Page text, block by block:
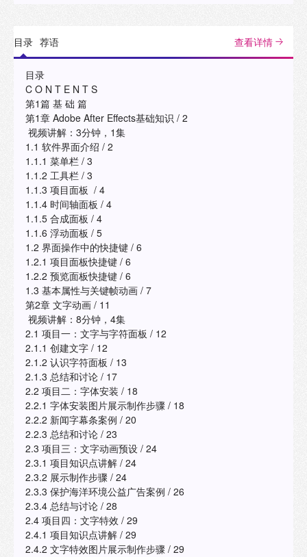
综合项目，涵盖Logo演绎、光晕文字、旅游宣传片等商业级
特效设计，培养读者创意转化与实战能力。 《Adobe After
数字媒体、影视动画、广告设计相关专业的教材，也可作为
影视后期制作、新媒体运营、广告创意行业技术人员的自学
参考书及培训机构的教学用书。 "
目录 荐语 查看详情
目录
C O N T E N T S
第1篇 基 础 篇
第1章 Adobe After Effects基础知识 / 2
视频讲解：3分钟，1集
1.1 软件界面介绍 / 2
1.1.1 菜单栏 / 3
1.1.2 工具栏 / 3
1.1.3 项目面板 / 4
1.1.4 时间轴面板 / 4
1.1.5 合成面板 / 4
1.1.6 浮动面板 / 5
1.2 界面操作中的快捷键 / 6
1.2.1 项目面板快捷键 / 6
1.2.2 预览面板快捷键 / 6
1.3 基本属性与关键帧动画 / 7
第2章 文字动画 / 11
视频讲解：8分钟，4集
2.1 项目一：文字与字符面板 / 12
2.1.1 创建文字 / 12
2.1.2 认识字符面板 / 13
2.1.3 总结和讨论 / 17
2.2 项目二：字体安装 / 18
2.2.1 字体安装图片展示制作步骤 / 18
2.2.2 新闻字幕条案例 / 20
2.2.3 总结和讨论 / 23
2.3 项目三：文字动画预设 / 24
2.3.1 项目知识点讲解 / 24
2.3.2 展示制作步骤 / 24
2.3.3 保护海洋环境公益广告案例 / 26
2.3.4 总结与讨论 / 28
2.4 项目四：文字特效 / 29
2.4.1 项目知识点讲解 / 29
2.4.2 文字特效图片展示制作步骤 / 29